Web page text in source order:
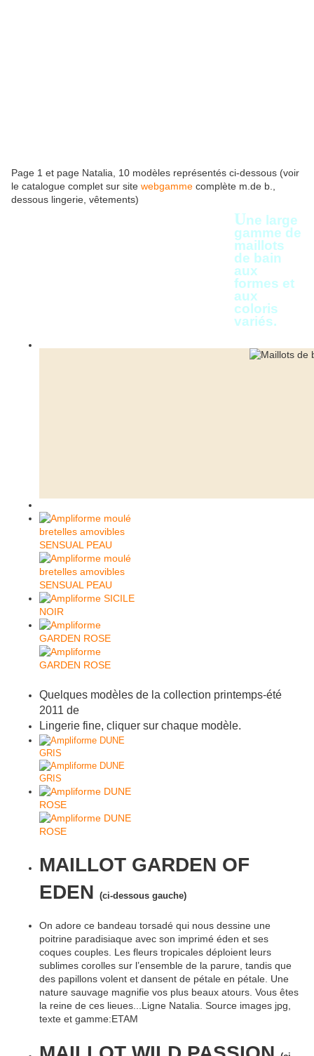
Page 1 et page Natalia, 10 modèles représentés ci-dessous (voir
le catalogue complet sur site webgamme complète m.de b.,
dessous lingerie, vêtements)
Une large
gamme de
maillots
de bain
aux
formes et
aux
coloris
variés.
Quelques modèles de la collection printemps-été
2011 de
Lingerie fine, cliquer sur chaque modèle.
MAILLOT GARDEN OF
EDEN (ci-dessous gauche)
On adore ce bandeau torsadé qui nous dessine une
poitrine paradisiaque avec son imprimé éden et ses
coques couples. Les fleurs tropicales déploient leurs
sublimes corolles sur l’ensemble de la parure, tandis que
des papillons volent et dansent de pétale en pétale. Une
nature sauvage magnifie vos plus beaux atours. Vous êtes
la reine de ces lieues...Ligne Natalia. Source images jpg,
texte et gamme:ETAM